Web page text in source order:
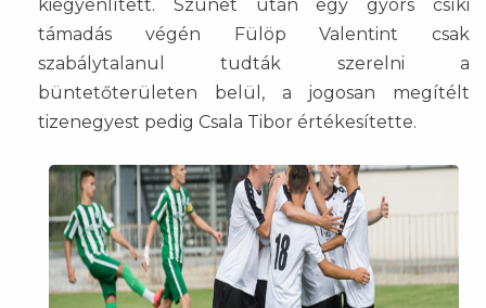
kiegyenlített. Szünet után egy gyors csíki
támadás végén Fülöp Valentint csak
szabálytalanul tudták szerelni a
büntetőterületen belül, a jogosan megítélt
tizenegyest pedig Csala Tibor értékesítette.